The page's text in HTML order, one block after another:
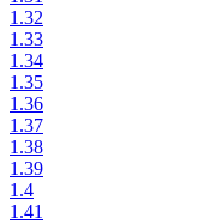
1.32
1.33
1.34
1.35
1.36
1.37
1.38
1.39
1.4
1.41